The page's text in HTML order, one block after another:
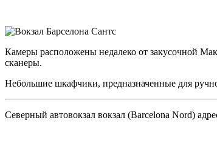
Камеры расположены недалеко от закусочной
сканеры.
Небольшие шкафчики, предназначенные для
Северный автовокзал вокзал (Barcelona Nord)